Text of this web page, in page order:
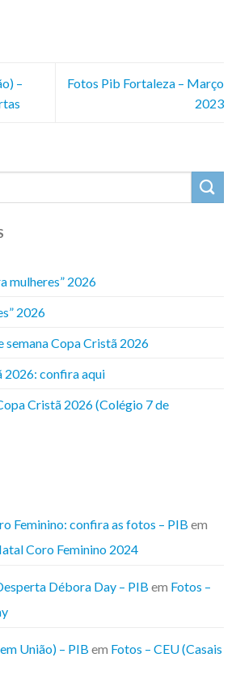
–
Fotos Pib Fortaleza – Março
2023
mulheres” 2026
2026
semana Copa Cristã 2026
2026: confira aqui
Cristã 2026 (Colégio 7 de
Feminino: confira as fotos – PIB em
Coro Feminino 2024
Débora Day – PIB em Fotos –
União) – PIB em Fotos – CEU (Casais